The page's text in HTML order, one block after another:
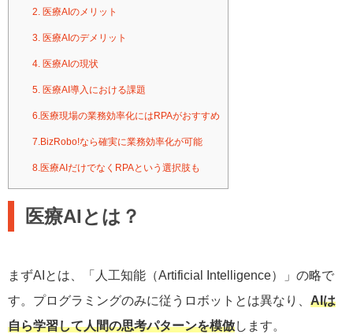
2. 医療AIのメリット
3. 医療AIのデメリット
4. 医療AIの現状
5. 医療AI導入における課題
6.医療現場の業務効率化にはRPAがおすすめ
7.BizRobo!なら確実に業務効率化が可能
8.医療AIだけでなくRPAという選択肢も
医療AIとは？
まずAIとは、「人工知能（Artificial Intelligence）」の略で
す。プログラミングのみに従うロボットとは異なり、 AIは
自ら学習して人間の思考パターンを模倣します。